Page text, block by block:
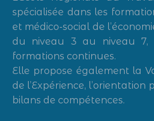
spécialisée dans les
et médico-social de
du niveau 3 au niveau 7,
formations continues.
Elle propose également la
de l’Expérience, l’orientation
bilans de compétences.